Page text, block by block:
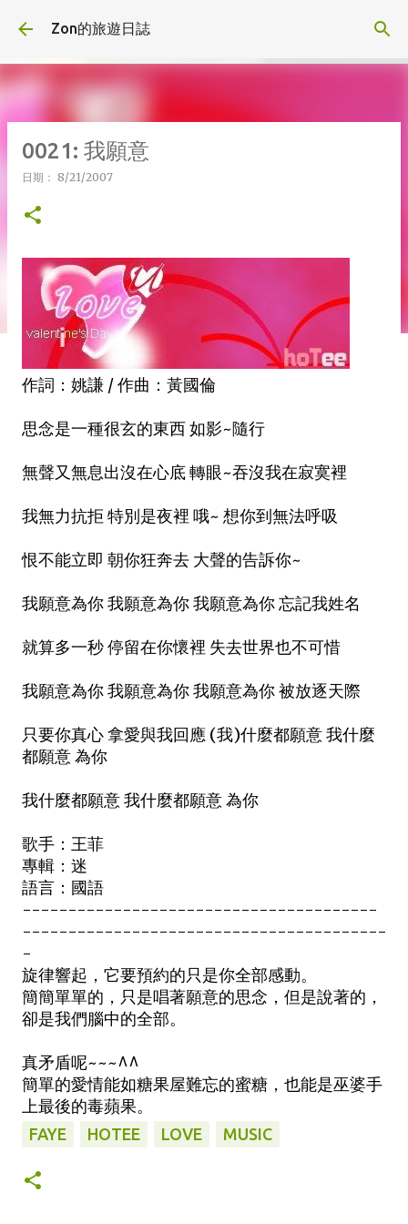
Zon的旅遊日誌
0021: 我願意
日期： 8/21/2007
作詞：姚謙 / 作曲：黃國倫
思念是一種很玄的東西 如影~隨行
無聲又無息出沒在心底 轉眼~吞沒我在寂寞裡
我無力抗拒 特別是夜裡 哦~ 想你到無法呼吸
恨不能立即 朝你狂奔去 大聲的告訴你~
我願意為你 我願意為你 我願意為你 忘記我姓名
就算多一秒 停留在你懷裡 失去世界也不可惜
我願意為你 我願意為你 我願意為你 被放逐天際
只要你真心 拿愛與我回應 (我)什麼都願意 我什麼
都願意 為你
我什麼都願意 我什麼都願意 為你
歌手：王菲
專輯：迷
語言：國語
---------------------------------------
----------------------------------------
-
旋律響起，它要預約的只是你全部感動。
簡簡單單的，只是唱著願意的思念，但是說著的，
卻是我們腦中的全部。
真矛盾呢~~~^^
簡單的愛情能如糖果屋難忘的蜜糖，也能是巫婆手
上最後的毒蘋果。
FAYE HOTEE LOVE MUSIC